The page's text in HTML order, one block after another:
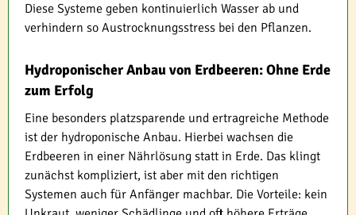
Diese Systeme geben kontinuierlich Wasser ab und
verhindern so Austrocknungsstress bei den Pflanzen.
Hydroponischer Anbau von Erdbeeren: Ohne Erde
zum Erfolg
Eine besonders platzsparende und ertragreiche Methode
ist der hydroponische Anbau. Hierbei wachsen die
Erdbeeren in einer Nährlösung statt in Erde. Das klingt
zunächst kompliziert, ist aber mit den richtigen
Systemen auch für Anfänger machbar. Die Vorteile: kein